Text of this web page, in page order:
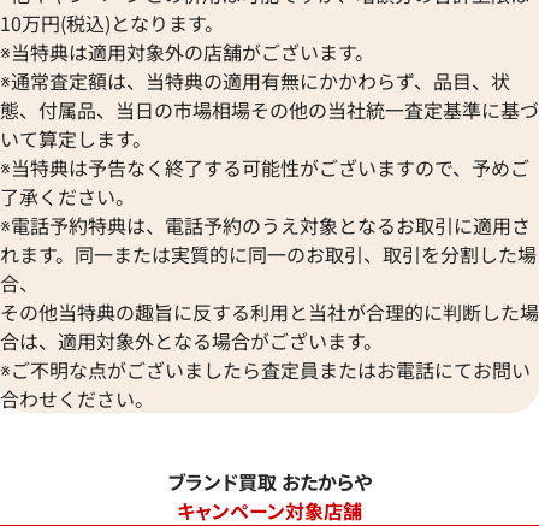
10万円(税込)となります。
※当特典は適用対象外の店舗がございます。
※通常査定額は、当特典の適用有無にかかわらず、品目、状
態、付属品、当日の市場相場その他の当社統一査定基準に基づ
いて算定します。
※当特典は予告なく終了する可能性がございますので、予めご
了承ください。
※電話予約特典は、電話予約のうえ対象となるお取引に適用さ
れます。同一または実質的に同一のお取引、取引を分割した場
合、
その他当特典の趣旨に反する利用と当社が合理的に判断した場
合は、適用対象外となる場合がございます。
※ご不明な点がございましたら査定員またはお電話にてお問い
合わせください。
ブランド買取 おたからや
キャンペーン対象店舗